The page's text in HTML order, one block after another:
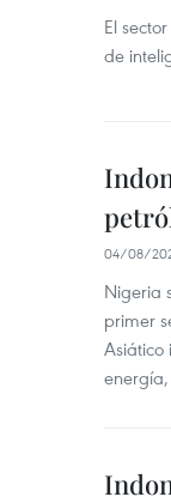
El
de
04/08/
Nigeria
primer
Asiático